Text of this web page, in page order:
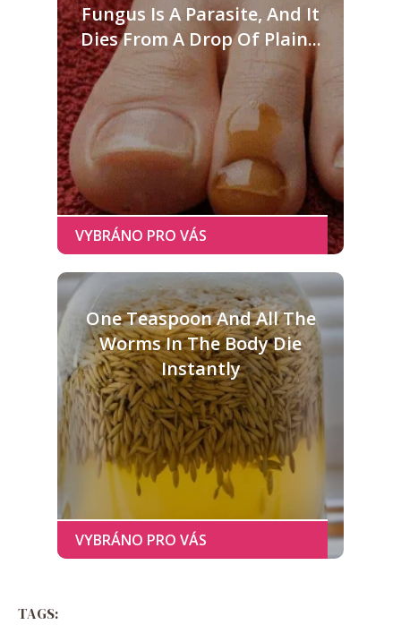
Fungus Is A Parasite, And It
Dies From A Drop Of Plain...
One Teaspoon And All The
Worms In The Body Die
Instantly
TAGS: